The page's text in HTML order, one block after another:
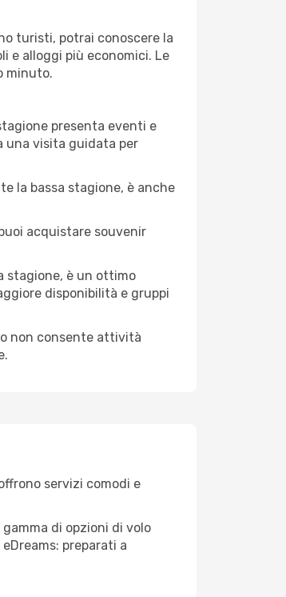
turisti, potrai conoscere la
e alloggi più economici. Le
minuto.
presenta eventi e
una visita guidata per
la bassa stagione, è anche
acquistare souvenir
stagione, è un ottimo
disponibilità e gruppi
non consente attività
servizi comodi e
di opzioni di volo
preparati a